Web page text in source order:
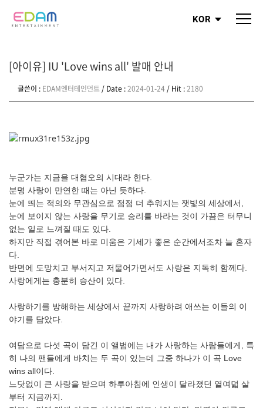
KOR
[아이유] IU 'Love wins all' 발매 안내
글쓴이 : EDAM엔터테인먼트 / Date :2024-01-24 / Hit :2180
누군가는 지금을 대혐오의 시대라 한다.
분명 사랑이 만연한 때는 아닌 듯하다.
눈에 띄는 적의와 무관심으로 점점 더 추워지는 잿빛의 세상에서,
눈에 보이지 않는 사랑을 무기로 승리를 바라는 것이 가끔은 터무니
없는 일로 느껴질 때도 있다.
하지만 직접 겪어본 바로 미움은 기세가 좋은 순간에서조차 늘 혼자
다.
반면에 도망치고 부서지고 저물어가면서도 사랑은 지독히 함께다.
사랑에게는 충분히 승산이 있다.
사랑하기를 방해하는 세상에서 끝까지 사랑하려 애쓰는 이들의 이
야기를 담았다.
여담으로 다섯 곡이 담긴 이 앨범에는 내가 사랑하는 사람들에게, 특
히 나의 팬들에게 바치는 두 곡이 있는데 그중 하나가 이 곡 Love
wins all이다.
느닷없이 큰 사랑을 받으며 하루아침에 인생이 달라졌던 열여덟 살
부터 지금까지.